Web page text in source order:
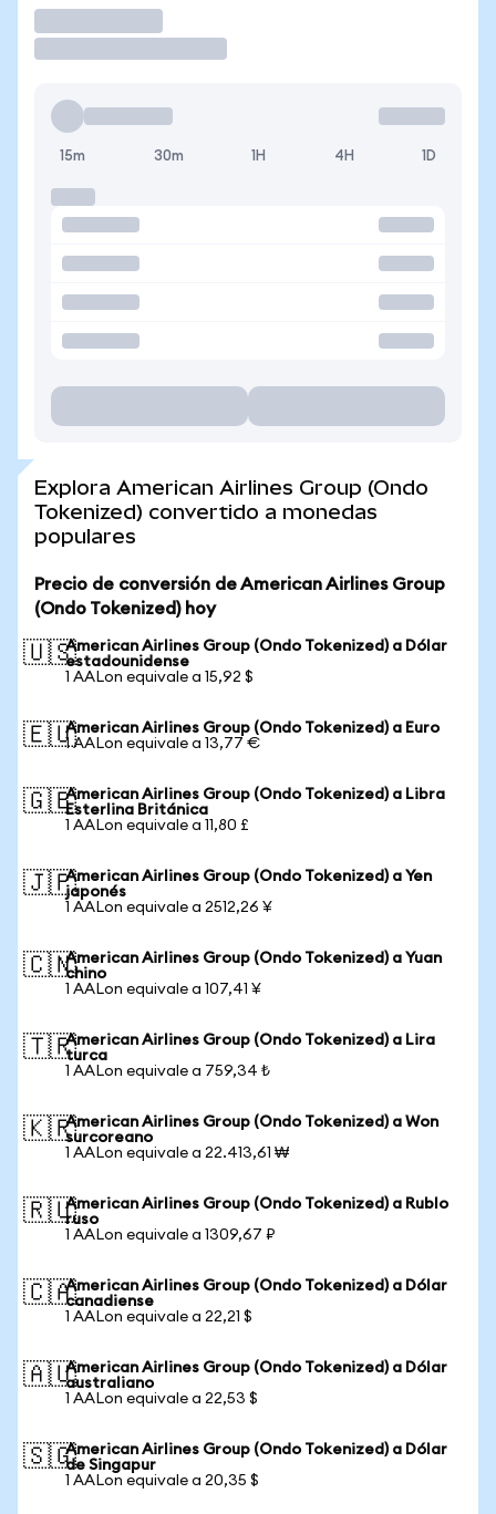
15m 30m 1H 4H 1D
Explora American Airlines Group (Ondo
Tokenized) convertido a monedas
populares
Precio de conversión de American Airlines Group
(Ondo Tokenized) hoy
🇺🇸American Airlines Group (Ondo Tokenized) a Dólar
estadounidense
1 AALon equivale a 15,92 $
🇪🇺American Airlines Group (Ondo Tokenized) a Euro
1 AALon equivale a 13,77 €
🇬🇧American Airlines Group (Ondo Tokenized) a Libra
Esterlina Británica
1 AALon equivale a 11,80 £
🇯🇵American Airlines Group (Ondo Tokenized) a Yen
japonés
1 AALon equivale a 2512,26 ¥
🇨🇳American Airlines Group (Ondo Tokenized) a Yuan
chino
1 AALon equivale a 107,41 ¥
🇹🇷American Airlines Group (Ondo Tokenized) a Lira
turca
1 AALon equivale a 759,34 ₺
🇰🇷American Airlines Group (Ondo Tokenized) a Won
surcoreano
1 AALon equivale a 22.413,61 ₩
🇷🇺American Airlines Group (Ondo Tokenized) a Rublo
ruso
1 AALon equivale a 1309,67 ₽
🇨🇦American Airlines Group (Ondo Tokenized) a Dólar
canadiense
1 AALon equivale a 22,21 $
🇦🇺American Airlines Group (Ondo Tokenized) a Dólar
australiano
1 AALon equivale a 22,53 $
🇸🇬American Airlines Group (Ondo Tokenized) a Dólar
de Singapur
1 AALon equivale a 20,35 $